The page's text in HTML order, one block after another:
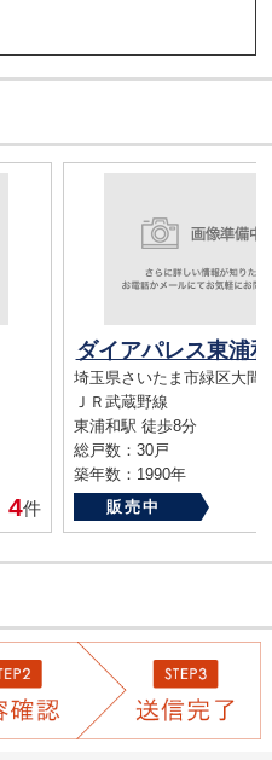
4件
ダイアパレス東浦和
埼玉県さいたま市緑区大間
ＪＲ武蔵野線
東浦和駅 徒歩8分
総戸数：30戸
築年数：1990年
販売中